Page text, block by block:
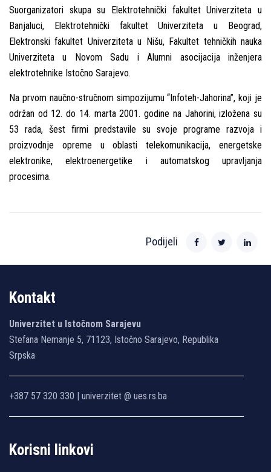
Suorganizatori skupa su Elektrotehnički fakultet Univerziteta u
Banjaluci, Elektrotehnički fakultet Univerziteta u Beograd,
Elektronski fakultet Univerziteta u Nišu, Fakultet tehničkih nauka
Univerziteta u Novom Sadu i Alumni asocijacija inženjera
elektrotehnike Istočno Sarajevo.
Na prvom naučno-stručnom simpozijumu “Infoteh-Jahorina”, koji je
održan od 12. do 14. marta 2001. godine na Jahorini, izložena su
53 rada, šest firmi predstavile su svoje programe razvoja i
proizvodnje opreme u oblasti telekomunikacija, energetske
elektronike, elektroenergetike i automatskog upravlјanja
procesima.
Podijeli
Kontakt
Univerzitet u Istočnom Sarajevu
Stefana Nemanje 5, 71123, Istočno Sarajevo, Republika
Srpska
+387 57 320 330 | univerzitet @ ues.rs.ba
Korisni linkovi